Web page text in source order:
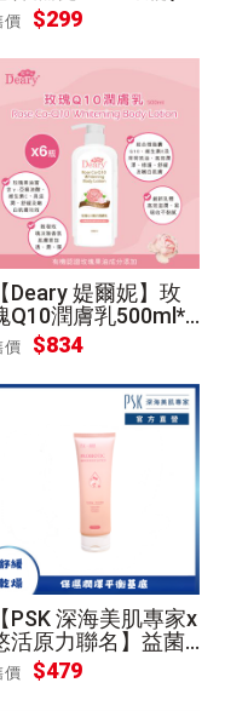
隨機出貨)
價 $299
【Deary 媞爾妮】玫
Q10潤膚乳500ml*6
(箱購)
價 $834
【PSK 深海美肌專家x
活原力聯名】益菌B
護舒緩身體乳200
價 $479